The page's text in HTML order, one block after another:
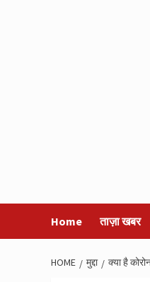
Home ताज़ा खबर
HOME मुद्दा क्या है